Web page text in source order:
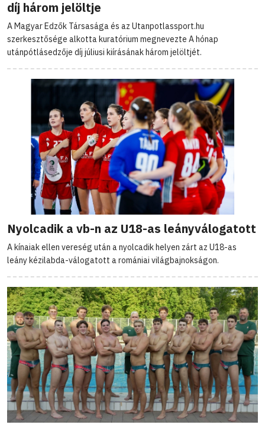
díj három jelöltje
A Magyar Edzők Társasága és az Utanpotlassport.hu
szerkesztősége alkotta kuratórium megnevezte A hónap
utánpótlásedzője díj júliusi kiírásának három jelöltjét.
Nyolcadik a vb-n az U18-as leányválogatott
A kínaiak ellen vereség után a nyolcadik helyen zárt az U18-as
leány kézilabda-válogatott a romániai világbajnokságon.